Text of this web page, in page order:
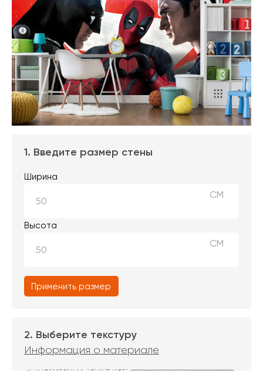
1. Введите размер стены
Ширина
СМ
Высота
СМ
Применить размер
2. Выберите текстуру
Информация о материале